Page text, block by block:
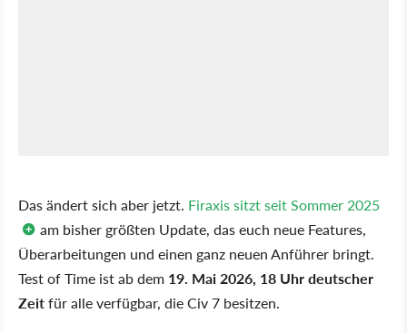
Das ändert sich aber jetzt. Firaxis sitzt seit Sommer 2025
am bisher größten Update, das euch neue Features,
Überarbeitungen und einen ganz neuen Anführer bringt.
Test of Time ist ab dem 19. Mai 2026, 18 Uhr deutscher
Zeitfür alle verfügbar, die Civ 7 besitzen.